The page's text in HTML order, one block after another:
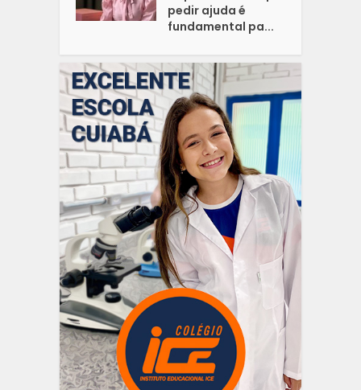
pedir ajuda é
fundamental pa...